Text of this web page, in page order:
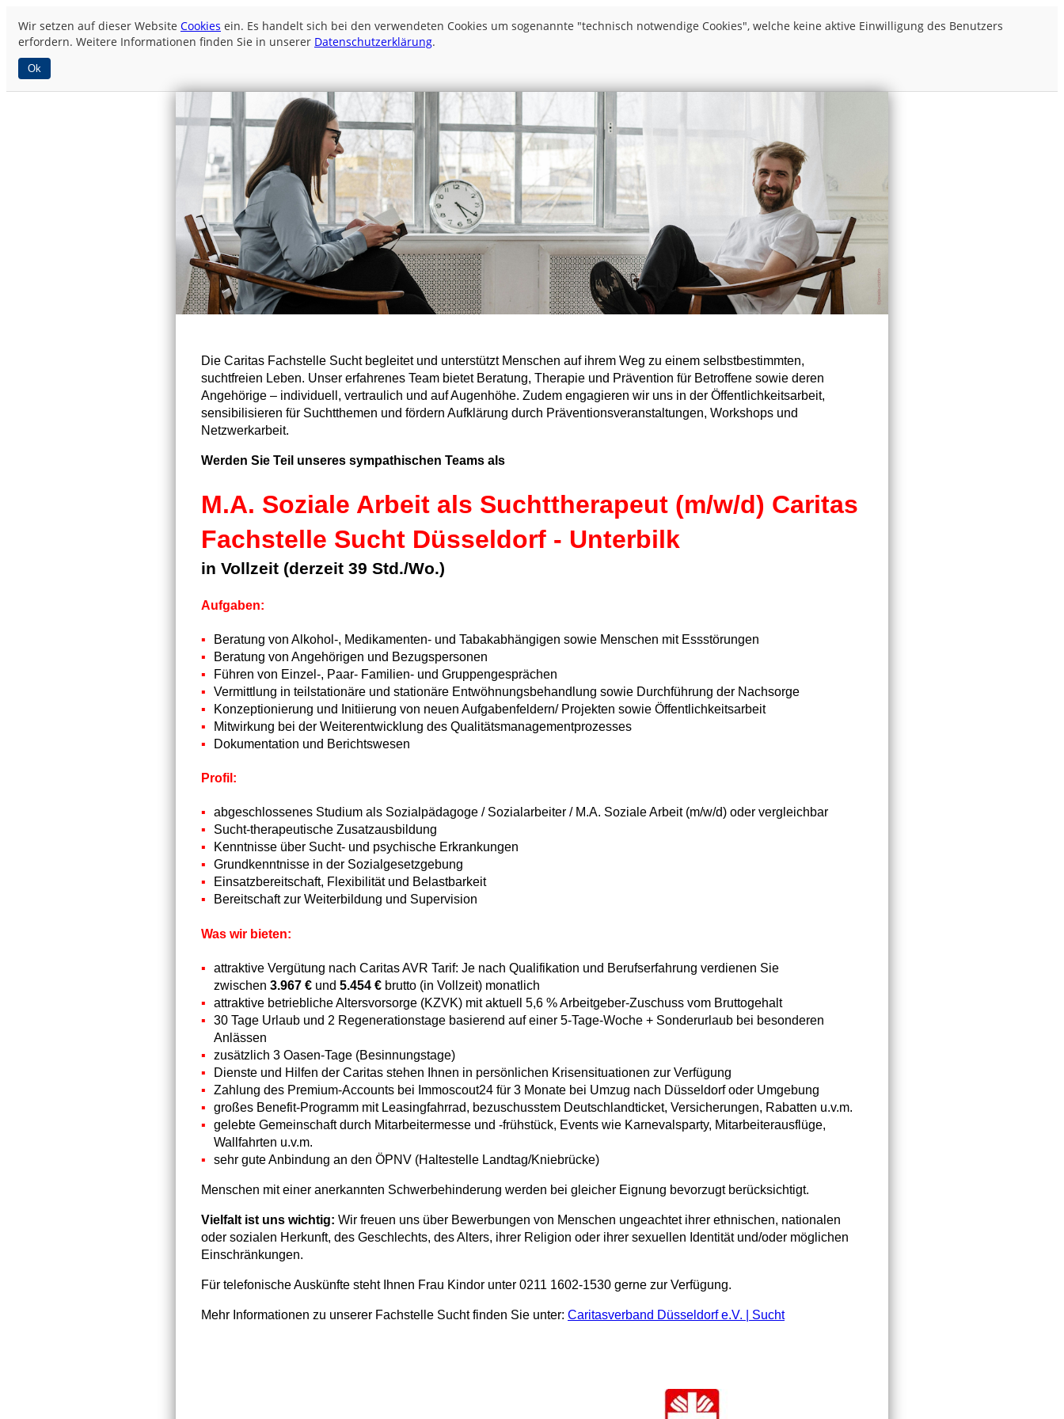
Wir setzen auf dieser Website Cookies ein. Es handelt sich bei den verwendeten Cookies um sogenannte "technisch notwendige Cookies", welche keine aktive Einwilligung des Benutzers
erfordern. Weitere Informationen finden Sie in unserer Datenschutzerklärung.
Ok
Die Caritas Fachstelle Sucht begleitet und unterstützt Menschen auf ihrem Weg zu einem selbstbestimmten,
suchtfreien Leben. Unser erfahrenes Team bietet Beratung, Therapie und Prävention für Betroffene sowie deren
Angehörige – individuell, vertraulich und auf Augenhöhe. Zudem engagieren wir uns in der Öffentlichkeitsarbeit,
sensibilisieren für Suchtthemen und fördern Aufklärung durch Präventionsveranstaltungen, Workshops und
Netzwerkarbeit.
Werden Sie Teil unseres sympathischen Teams als
M.A. Soziale Arbeit als Suchttherapeut (m/w/d) Caritas
Fachstelle Sucht Düsseldorf - Unterbilk
in Vollzeit (derzeit 39 Std./Wo.)
Aufgaben:
Beratung von Alkohol-, Medikamenten- und Tabakabhängigen sowie Menschen mit Essstörungen
Beratung von Angehörigen und Bezugspersonen
Führen von Einzel-, Paar- Familien- und Gruppengesprächen
Vermittlung in teilstationäre und stationäre Entwöhnungsbehandlung sowie Durchführung der Nachsorge
Konzeptionierung und Initiierung von neuen Aufgabenfeldern/ Projekten sowie Öffentlichkeitsarbeit
Mitwirkung bei der Weiterentwicklung des Qualitätsmanagementprozesses
Dokumentation und Berichtswesen
Profil:
abgeschlossenes Studium als Sozialpädagoge / Sozialarbeiter / M.A. Soziale Arbeit (m/w/d) oder vergleichbar
Sucht-therapeutische Zusatzausbildung
Kenntnisse über Sucht- und psychische Erkrankungen
Grundkenntnisse in der Sozialgesetzgebung
Einsatzbereitschaft, Flexibilität und Belastbarkeit
Bereitschaft zur Weiterbildung und Supervision
Was wir bieten:
attraktive Vergütung nach Caritas AVR Tarif: Je nach Qualifikation und Berufserfahrung verdienen Sie
zwischen 3.967 € und 5.454 € brutto (in Vollzeit) monatlich
attraktive betriebliche Altersvorsorge (KZVK) mit aktuell 5,6 % Arbeitgeber-Zuschuss vom Bruttogehalt
30 Tage Urlaub und 2 Regenerationstage basierend auf einer 5-Tage-Woche + Sonderurlaub bei besonderen
Anlässen
zusätzlich 3 Oasen-Tage (Besinnungstage)
Dienste und Hilfen der Caritas stehen Ihnen in persönlichen Krisensituationen zur Verfügung
Zahlung des Premium-Accounts bei Immoscout24 für 3 Monate bei Umzug nach Düsseldorf oder Umgebung
großes Benefit-Programm mit Leasingfahrrad, bezuschusstem Deutschlandticket, Versicherungen, Rabatten u.v.m.
gelebte Gemeinschaft durch Mitarbeitermesse und -frühstück, Events wie Karnevalsparty, Mitarbeiterausflüge,
Wallfahrten u.v.m.
sehr gute Anbindung an den ÖPNV (Haltestelle Landtag/Kniebrücke)
Menschen mit einer anerkannten Schwerbehinderung werden bei gleicher Eignung bevorzugt berücksichtigt.
Vielfalt ist uns wichtig: Wir freuen uns über Bewerbungen von Menschen ungeachtet ihrer ethnischen, nationalen
oder sozialen Herkunft, des Geschlechts, des Alters, ihrer Religion oder ihrer sexuellen Identität und/oder möglichen
Einschränkungen.
Für telefonische Auskünfte steht Ihnen Frau Kindor unter 0211 1602-1530 gerne zur Verfügung.
Mehr Informationen zu unserer Fachstelle Sucht finden Sie unter: Caritasverband Düsseldorf e.V. | Sucht